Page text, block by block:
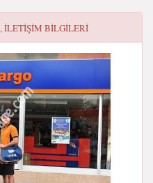
ILETIŞIM BILGILERI